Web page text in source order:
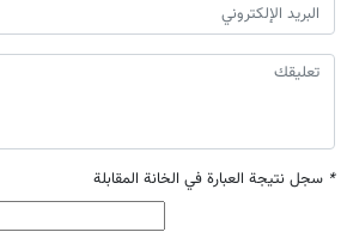
* سجل نتيجة العبارة في الخانة المقابلة